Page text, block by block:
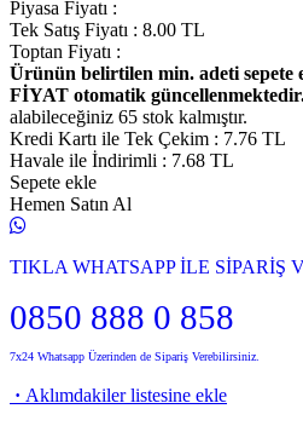
Piyasa Fiyatı :
Tek Satış Fiyatı : 8.00 TL
Toptan Fiyatı :
Ürünün belirtilen min. adeti sepete
FİYAT otomatik
alabileceğiniz 65 stok kalmıştır.
Kredi Kartı ile Tek Çekim : 7.76 TL
Havale ile İndirimli : 7.68 TL
Sepete ekle
Hemen Satın Al
TIKLA WHATSAPP İLE SİPARİŞ
0850 888 0 858
7x24 Whatsapp Üzerinden de Sipariş Verebilirsiniz.
· Aklımdakiler listesine ekle